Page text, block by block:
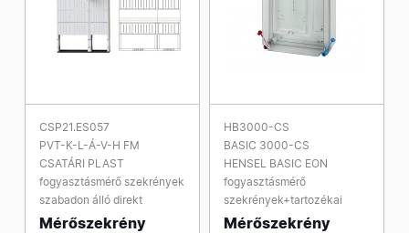
CSP21.ES057
PVT-K-L-Á-V-H FM
CSATÁRI PLAST
fogyasztásmérő szekrények
szabadon álló direkt
Mérőszekrény
HB3000-CS
BASIC 3000-CS
HENSEL BASIC EON
fogyasztásmérő
szekrények+tartozékai
Mérőszekrény